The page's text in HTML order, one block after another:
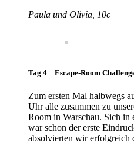
Paula und Olivia, 10c
Tag 4 – Escape-Room
Zum ersten Mal halbwegs
Uhr alle zusammen zu
Room in Warschau. Sich
war schon der erste
absolvierten wir erfolgreich